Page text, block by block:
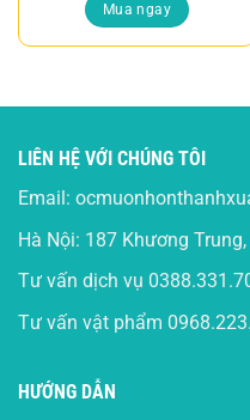
Mua ngay
LIÊN HỆ VỚI CHÚNG TÔI
Email:
Hà Nội: 187 Khương
Tư vấn dịch vụ
Tư vấn vật phẩm
HƯỚNG DẪN